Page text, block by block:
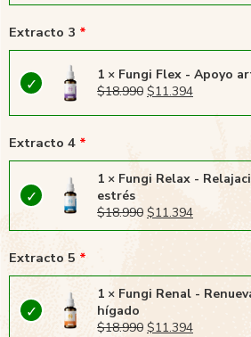
Extracto 3
1 × Fungi Flex - Apoyo
$18.990 $11.394
Extracto 4
1 × Fungi Relax -
estrés
$18.990 $11.394
Extracto 5
1 × Fungi Renal -
hígado
$18.990 $11.394